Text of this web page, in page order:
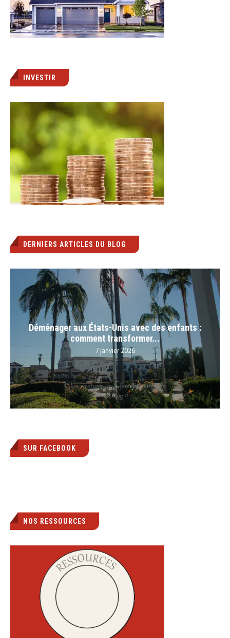
INVESTIR
DERNIERS ARTICLES DU BLOG
Déménager aux États-Unis avec des enfants :
comment transformer...
7 janvier 2026
SUR FACEBOOK
NOS RESSOURCES